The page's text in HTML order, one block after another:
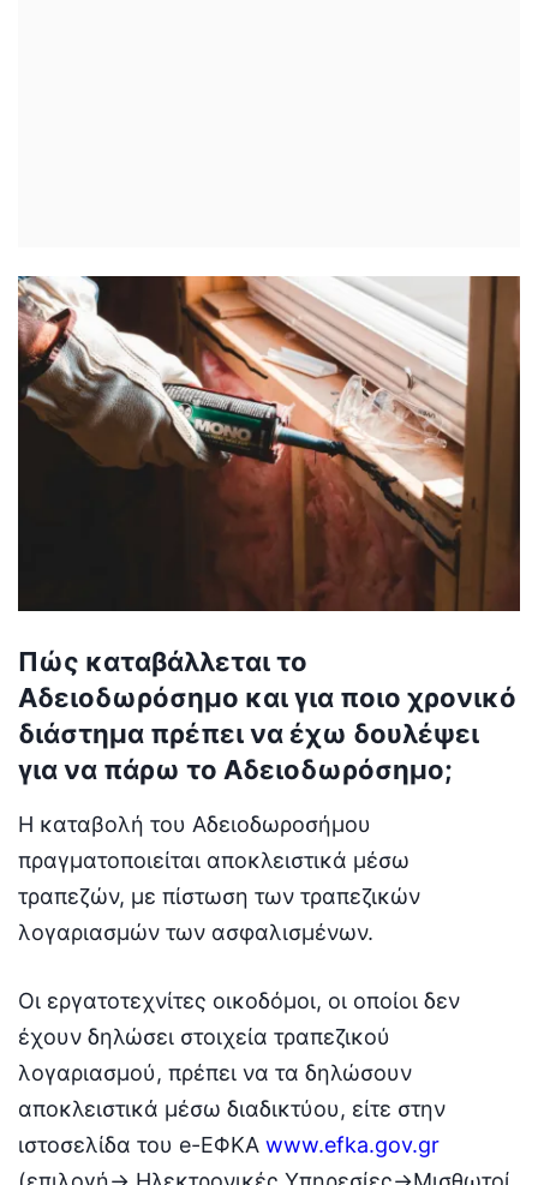
Πώς καταβάλλεται το
Αδειοδωρόσημο και για ποιο χρονικό
διάστημα πρέπει να έχω δουλέψει
για να πάρω το Αδειοδωρόσημο;
Η καταβολή του Αδειοδωροσήμου
πραγματοποιείται αποκλειστικά μέσω
τραπεζών, με πίστωση των τραπεζικών
λογαριασμών των ασφαλισμένων.
Οι εργατοτεχνίτες οικοδόμοι, οι οποίοι δεν
έχουν δηλώσει στοιχεία τραπεζικού
λογαριασμού, πρέπει να τα δηλώσουν
αποκλειστικά μέσω διαδικτύου, είτε στην
ιστοσελίδα του e-ΕΦΚΑ www.efka.gov.gr